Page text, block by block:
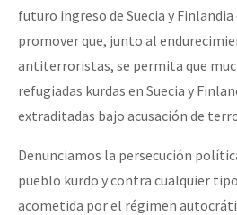
futuro ingreso de Suecia y Finlandia
promover que, junto al
antiterroristas, se permita que
refugiadas kurdas en Suecia y
extraditadas bajo acusación de
Denunciamos la persecución
pueblo kurdo y contra cualquier
acometida por el régimen